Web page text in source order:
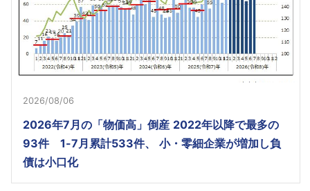
2026/08/06
2026年7月の「物価高」倒産 2022年以降で最多の
93件 1-7月累計533件、 小・零細企業が増加し負
債は小口化